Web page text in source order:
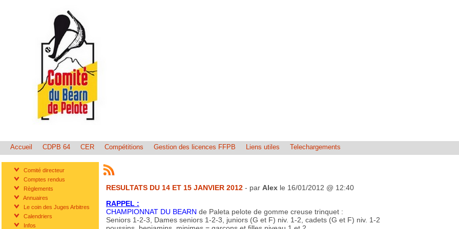
Accueil CDPB 64 CER Compétitions Gestion des licences FFPB Liens utiles Telechargements
Comité directeur
Comptes rendus
Règlements
Annuaires
Le coin des Juges Arbitres
Calendriers
Infos
RESULTATS DU 14 ET 15 JANVIER 2012 - par Alex le 16/01/2012 @ 12:40
RAPPEL :
CHAMPIONNAT DU BEARN de Paleta pelote de gomme creuse trinquet :
Seniors 1-2-3, Dames seniors 1-2-3, juniors (G et F) niv. 1-2, cadets (G et F) niv. 1-2